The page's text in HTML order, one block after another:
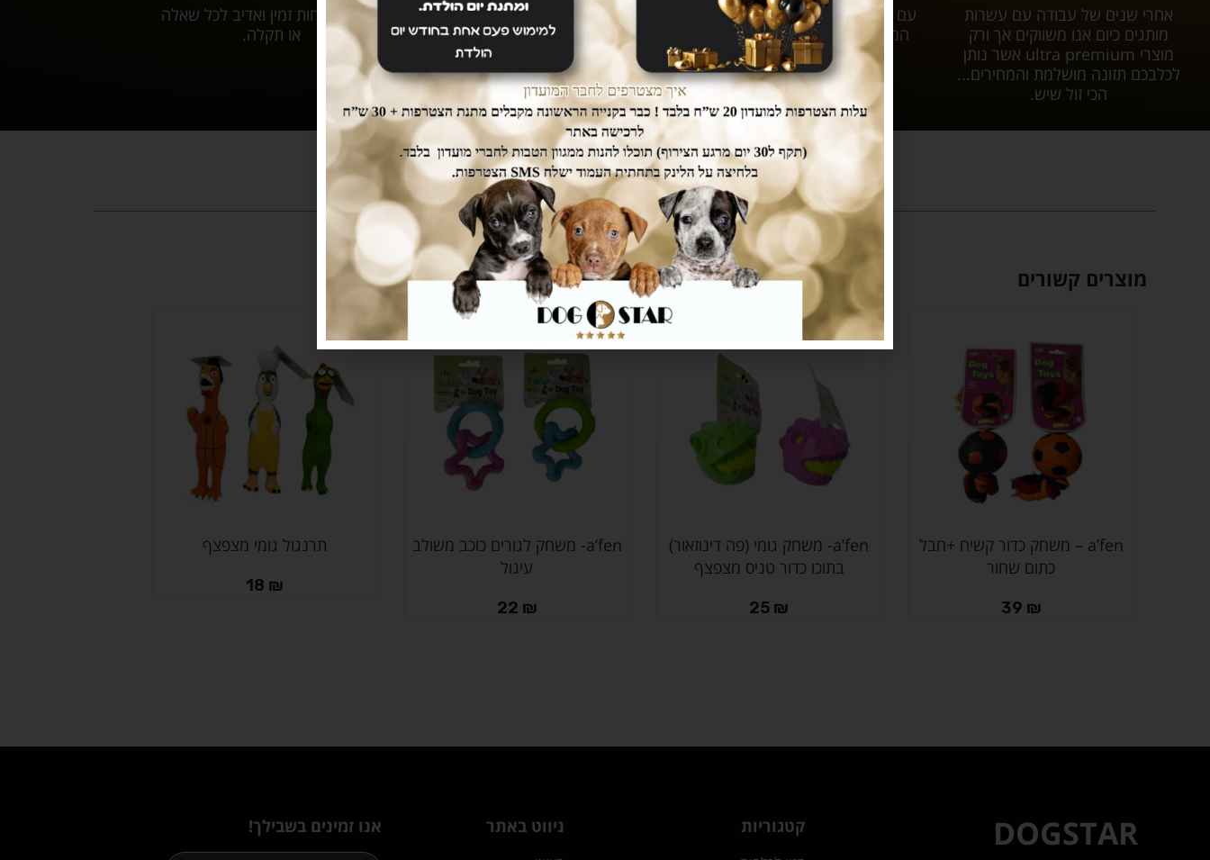
אחרי שנים של עבודה עם עשרות
מותגים כיום אנו משווקים אך ורק
מוצרי ultra premium אשר נותן
לכלבכם תזונה מושלמת והמחירים...
הכי זול שיש.
עם dogstar אין צורך לצאת מהבית.
המשלוח יגיע אליכם עד הבית ללא
עלות נוספת.
ממשק הזמנות מאובטח ונגיש אשר
יחסוך לכם זמן יקר בהזמנת המוצרים.
שירות לקוחות זמין ואדיב לכל שאלה
או תקלה.
מוצרים נוספים
מוצרים קשורים
הוספה לסלa’fen – משחק כדור קשיח +חבל
כתום שחור
39 ₪
בחר אפשרויותa’fen- משחק גומי (פה דינוזאור)
בתוכו כדור טניס מצפצף
25 ₪
בחר אפשרויותa’fen- משחק לגורים כוכב משולב
עיגול
22 ₪
הוספה לסלתרנגול גומי מצפצף
18 ₪
DOGSTAR קטגוריות ניווט באתר אנו זמינים בשבילך!